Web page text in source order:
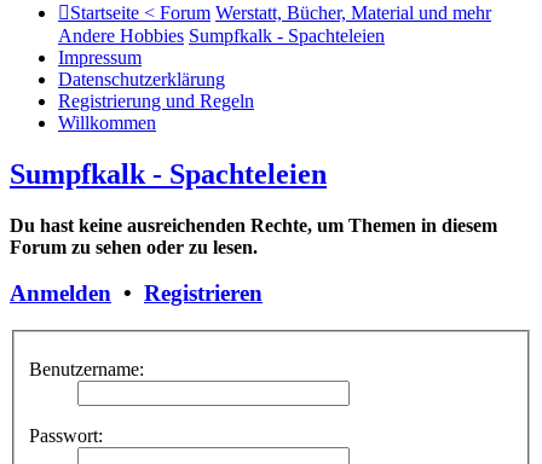
Startseite < Forum Werstatt, Bücher, Material und mehr
Andere Hobbies Sumpfkalk - Spachteleien
Impressum
Datenschutzerklärung
Registrierung und Regeln
Willkommen
Sumpfkalk - Spachteleien
Du hast keine ausreichenden Rechte, um Themen in diesem
Forum zu sehen oder zu lesen.
Anmelden • Registrieren
Benutzername:
Passwort: